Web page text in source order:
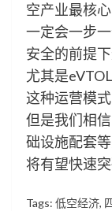
空产业最核
一定会一步
安全的前提
尤其是
这种运营模
但是我们相
础设施配套
将有望快速突
Tags: 低空经济,